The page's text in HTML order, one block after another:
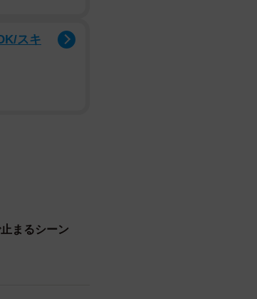
車（2番線に発
スキ
まるシーン